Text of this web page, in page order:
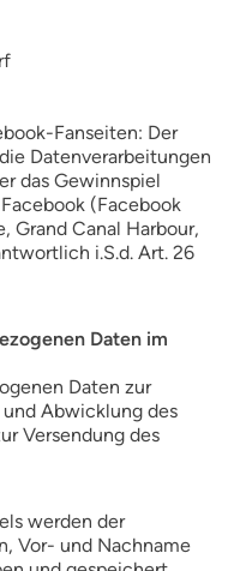
Fanseiten: Der
Datenverarbeitungen
das Gewinnspiel
(Facebook
Grand Canal Harbour,
i.S.d. Art. 26
Daten im
Daten zur
Abwicklung des
Versendung des
werden der
Vor- und Nachname